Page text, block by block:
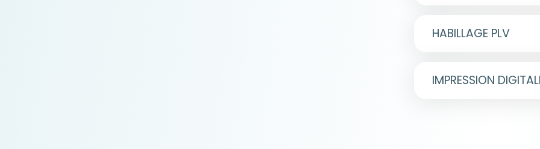
Métal, bois,
HABILLAGE PLV
Rebranding
IMPRESSION